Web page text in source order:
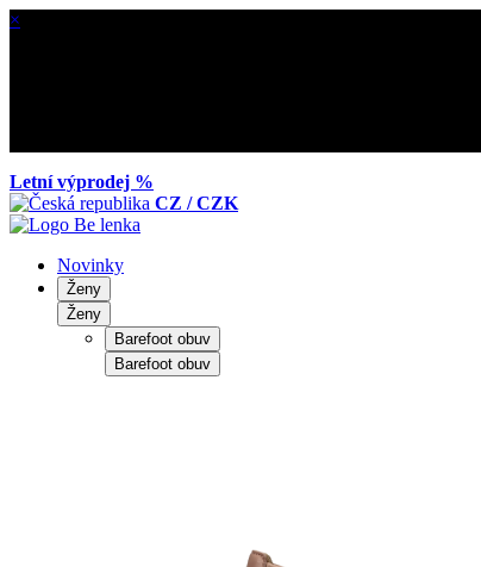
×
Letní výprodej %
CZ / CZK
Novinky
Ženy
Ženy
Barefoot obuv
Barefoot obuv